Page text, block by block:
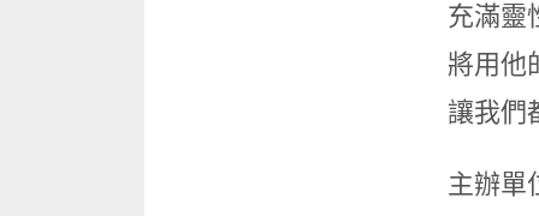
充滿靈
將用他
讓我們
主辦單